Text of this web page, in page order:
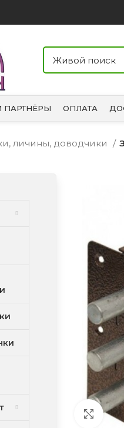
ПАРТНЁРЫ ОПЛАТА
личины, доводчики